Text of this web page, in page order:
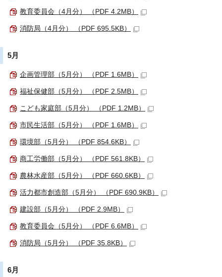
教育委員会（4月分） （PDF 4.2MB）
消防局（4月分） （PDF 695.5KB）
5月
企画管理部（5月分） （PDF 1.6MB）
福祉保健部（5月分） （PDF 2.5MB）
こども家庭部（5月分） （PDF 1.2MB）
市民生活部（5月分） （PDF 1.6MB）
環境部（5月分） （PDF 854.6KB）
商工労働部（5月分） （PDF 561.8KB）
農林水産部（5月分） （PDF 660.6KB）
活力都市創造部（5月分） （PDF 690.9KB）
建設部（5月分） （PDF 2.9MB）
教育委員会（5月分） （PDF 6.6MB）
消防局（5月分） （PDF 35.8KB）
6月